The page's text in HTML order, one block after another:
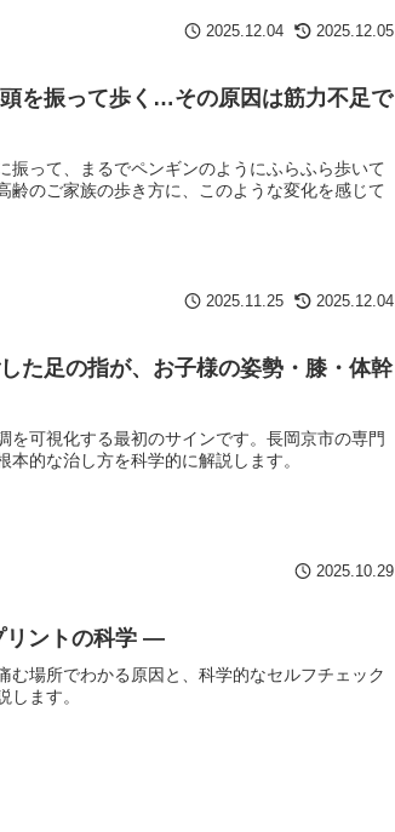
2025.12.04 2025.12.05
を振って歩く…その原因は筋力不足で
振って、まるでペンギンのようにふらふら歩いて
のご家族の歩き方に、このような変化を感じて
2025.11.25 2025.12.04
た足の指が、お子様の姿勢・膝・体幹
可視化する最初のサインです。長岡京市の専門
的な治し方を科学的に解説します。
2025.10.29
リントの科学 ―
場所でわかる原因と、科学的なセルフチェック
ます。